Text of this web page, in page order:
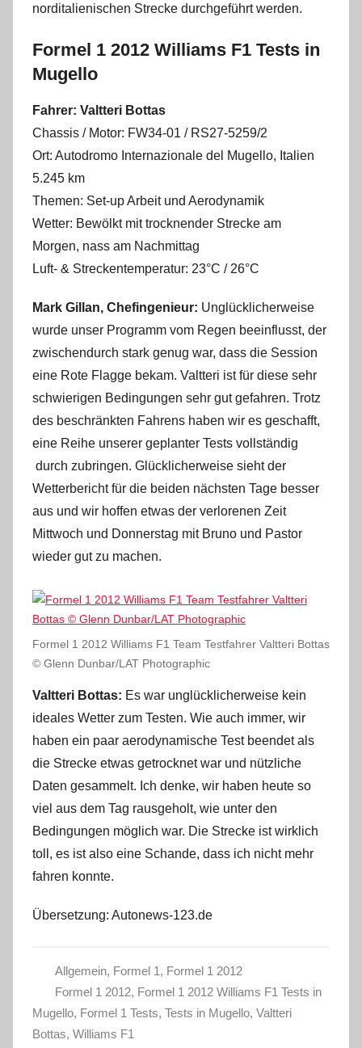
norditalienischen Strecke durchgeführt werden.
Formel 1 2012 Williams F1 Tests in
Mugello
Fahrer: Valtteri Bottas
Chassis / Motor: FW34-01 / RS27-5259/2
Ort: Autodromo Internazionale del Mugello, Italien
5.245 km
Themen: Set-up Arbeit und Aerodynamik
Wetter: Bewölkt mit trocknender Strecke am
Morgen, nass am Nachmittag
Luft- & Streckentemperatur: 23°C / 26°C
Mark Gillan, Chefingenieur: Unglücklicherweise
wurde unser Programm vom Regen beeinflusst, der
zwischendurch stark genug war, dass die Session
eine Rote Flagge bekam. Valtteri ist für diese sehr
schwierigen Bedingungen sehr gut gefahren. Trotz
des beschränkten Fahrens haben wir es geschafft,
eine Reihe unserer geplanter Tests vollständig
durch zubringen. Glücklicherweise sieht der
Wetterbericht für die beiden nächsten Tage besser
aus und wir hoffen etwas der verlorenen Zeit
Mittwoch und Donnerstag mit Bruno und Pastor
wieder gut zu machen.
Formel 1 2012 Williams F1 Team Testfahrer Valtteri Bottas
© Glenn Dunbar/LAT Photographic
Valtteri Bottas: Es war unglücklicherweise kein
ideales Wetter zum Testen. Wie auch immer, wir
haben ein paar aerodynamische Test beendet als
die Strecke etwas getrocknet war und nützliche
Daten gesammelt. Ich denke, wir haben heute so
viel aus dem Tag rausgeholt, wie unter den
Bedingungen möglich war. Die Strecke ist wirklich
toll, es ist also eine Schande, dass ich nicht mehr
fahren konnte.
Übersetzung: Autonews-123.de
Allgemein, Formel 1, Formel 1 2012
Formel 1 2012, Formel 1 2012 Williams F1 Tests in
Mugello, Formel 1 Tests, Tests in Mugello, Valtteri
Bottas, Williams F1